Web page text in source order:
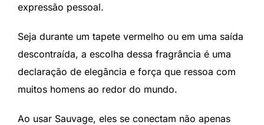
expressão pessoal.
Seja durante um tapete vermelho ou em uma saída
descontraída, a escolha dessa fragrância é uma
declaração de elegância e força que ressoa com
muitos homens ao redor do mundo.
Ao usar Sauvage, eles se conectam não apenas